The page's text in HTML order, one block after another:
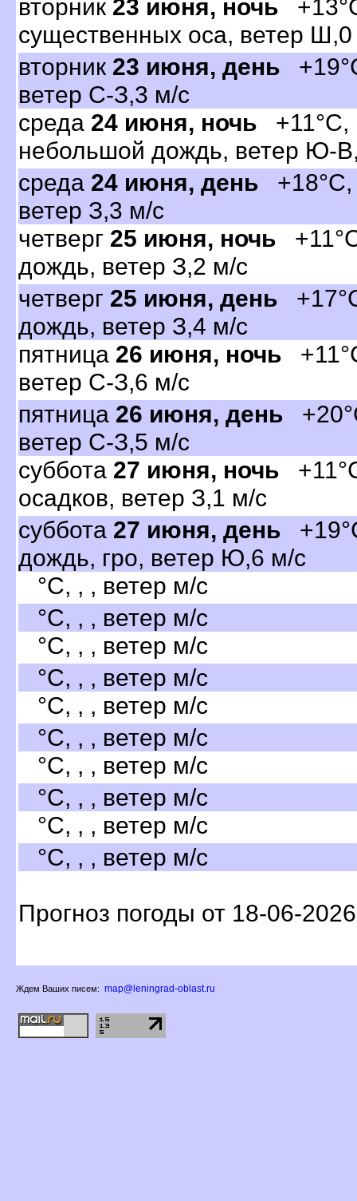
торник 23 июня, ночь
существенных оса, ветер
торник 23 июня, день
етер С-З,3 м/с
среда 24 июня, ночь +11°C,
небольшой дождь, ветер Ю-
среда 24 июня, день +18°C,
етер З,3 м/с
четвер 25 июня, ночь
дождь, ветер З,2 м/с
четвер 25 июня, день
дождь, ветер З,4 м/с
пятница 26 июня, ночь
етер С-З,6 м/с
пятница 26 июня, день
етер С-З,5 м/с
суббота 27 июня, ночь
осадков, ветер З,1 м/с
суббота 27 июня, день
дождь, гро, ветер Ю,6 м/с
°C, , , ветер м/с
°C, , , ветер м/с
°C, , , ветер м/с
°C, , , ветер м/с
°C, , , ветер м/с
°C, , , ветер м/с
°C, , , ветер м/с
°C, , , ветер м/с
°C, , , ветер м/с
°C, , , ветер м/с
Прогноз погоды от 18-06-
Ждем Ваших писем: map@leningrad-oblast.ru